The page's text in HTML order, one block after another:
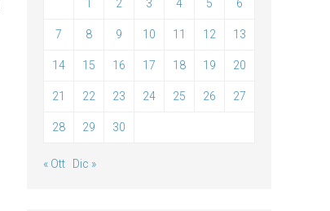
1 2 3 4 5 6
7 8 9 10 11 12 13
14 15 16 17 18 19 20
21 22 23 24 25 26 27
28 29 30
« Ott Dic »